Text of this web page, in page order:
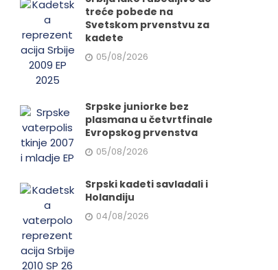
treće pobede na
Svetskom prvenstvu za
kadete
05/08/2026
Srpske juniorke bez
plasmana u četvrtfinale
Evropskog prvenstva
05/08/2026
Srpski kadeti savladali i
Holandiju
04/08/2026